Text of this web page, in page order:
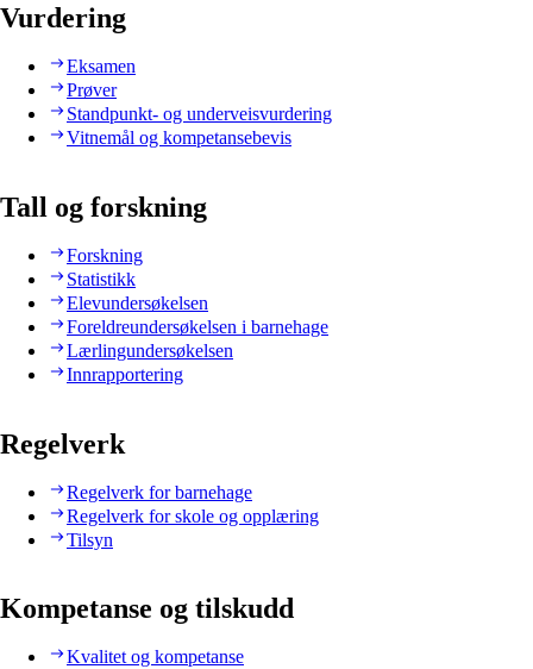
Vurdering
Eksamen
Prøver
Standpunkt- og underveisvurdering
Vitnemål og kompetansebevis
Tall og forskning
Forskning
Statistikk
Elevundersøkelsen
Foreldreundersøkelsen i barnehage
Lærlingundersøkelsen
Innrapportering
Regelverk
Regelverk for barnehage
Regelverk for skole og opplæring
Tilsyn
Kompetanse og tilskudd
Kvalitet og kompetanse